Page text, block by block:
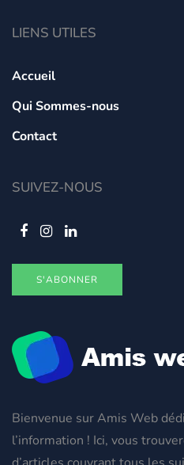
Bienvenue sur Amis Web
l’information ! Ici, vous
LIENS UTILES
Accueil
Qui Sommes-nous
Contact
SUIVEZ-NOUS
S'ABONNER